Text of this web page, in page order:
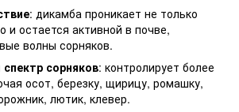
: дикамба проникает не только
и остается активной в почве,
волны сорняков.
сорняков: контролирует более
осот, березку, щирицу, ромашку,
лютик, клевер.